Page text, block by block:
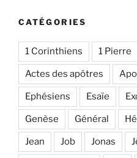
CATÉGORIES
1 Corinthiens 1 Pierre
Actes des apôtres
Ephésiens Esaïe
Genèse Général
Jean Job Jonas